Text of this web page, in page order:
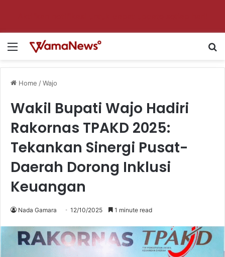
Menu
Home /Wajo
Wakil Bupati Wajo Hadiri
Rakornas TPAKD 2025:
Tekankan Sinergi Pusat-
Daerah Dorong Inklusi
Keuangan
Nada Gamara 12/10/2025 1 minute read